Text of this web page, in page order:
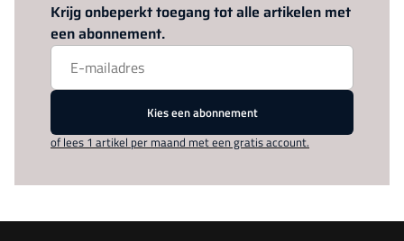
Krijg onbeperkt toegang tot alle artikelen met
een abonnement.
Kies een abonnement
of lees 1 artikel per maand met een gratis account.